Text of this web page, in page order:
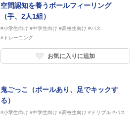
空間認知を養うボールフィーリング
（手、2人1組）
#小学生向け #中学生向け #高校生向け #パス
#トレーニング
お気に入りに追加
鬼ごっこ（ボールあり、足でキックす
る）
#小学生向け #中学生向け #高校生向け #ドリブル #パス